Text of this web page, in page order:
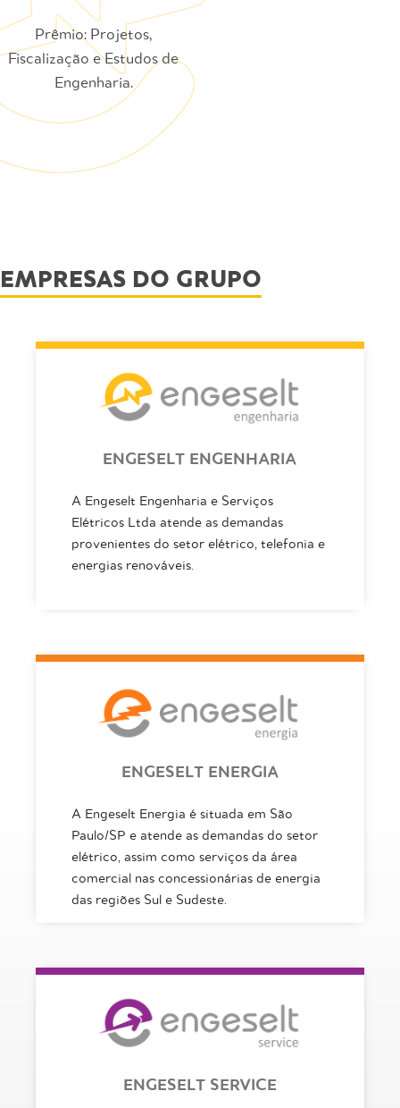
Prêmio: Projetos,
Fiscalização e Estudos de
Engenharia.
EMPRESAS DO GRUPO
ENGESELT ENGENHARIA
A Engeselt Engenharia e Serviços
Elétricos Ltda atende as demandas
provenientes do setor elétrico, telefonia e
energias renováveis.
ENGESELT ENERGIA
A Engeselt Energia é situada em São
Paulo/SP e atende as demandas do setor
elétrico, assim como serviços da área
comercial nas concessionárias de energia
das regiões Sul e Sudeste.
ENGESELT SERVICE